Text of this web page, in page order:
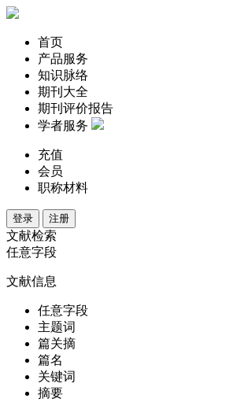
首页
产品服务
知识脉络
期刊大全
期刊评价报告
学者服务
充值
会员
职称材料
登录 注册
文献检索
任意字段
文献信息
任意字段
主题词
篇关摘
篇名
关键词
摘要